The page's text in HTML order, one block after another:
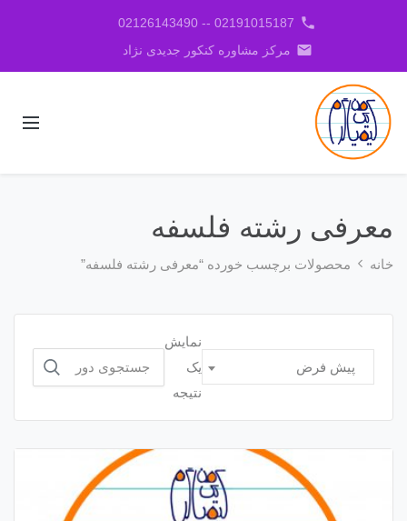
phone
02191015187 -- 02126143490
email مرکز مشاوره کنکور جدیدی نژاد
معرفی رشته فلسفه
خانه محصولات برچسب خورده “معرفی رشته فلسفه”
پیش فرض
نمایش
یک
نتیجه برای: